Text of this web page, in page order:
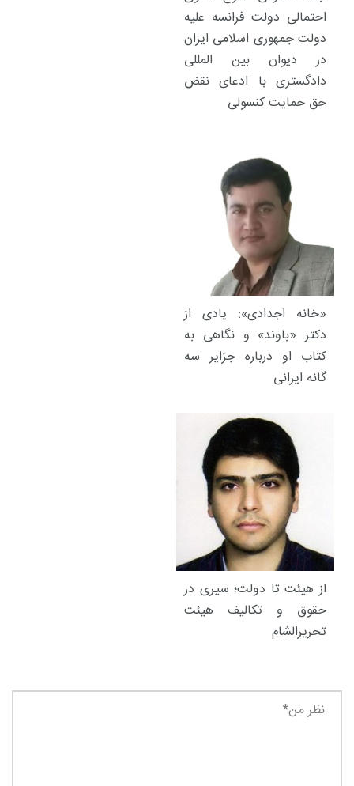
احتمالی دولت فرانسه علیه
دولت جمهوری اسلامی ایران
در دیوان بین المللی
دادگستری با ادعای نقض
حق حمایت کنسولی
«خانه اجدادی»: یادی از
دکتر «باوند» و نگاهی به
کتاب او درباره جزایر سه
گانه ایرانی
از هیئت تا دولت؛ سیری در
حقوق و تکالیف هیئت
تحریرالشام